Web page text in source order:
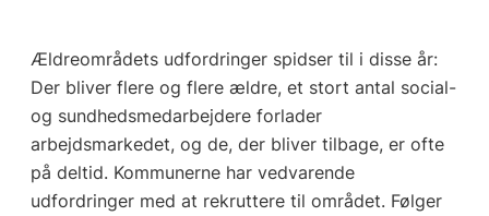
Ældreområdets udfordringer spidser til i disse år:
Der bliver flere og flere ældre, et stort antal social-
og sundhedsmedarbejdere forlader
arbejdsmarkedet, og de, der bliver tilbage, er ofte
på deltid. Kommunerne har vedvarende
udfordringer med at rekruttere til området. Følger